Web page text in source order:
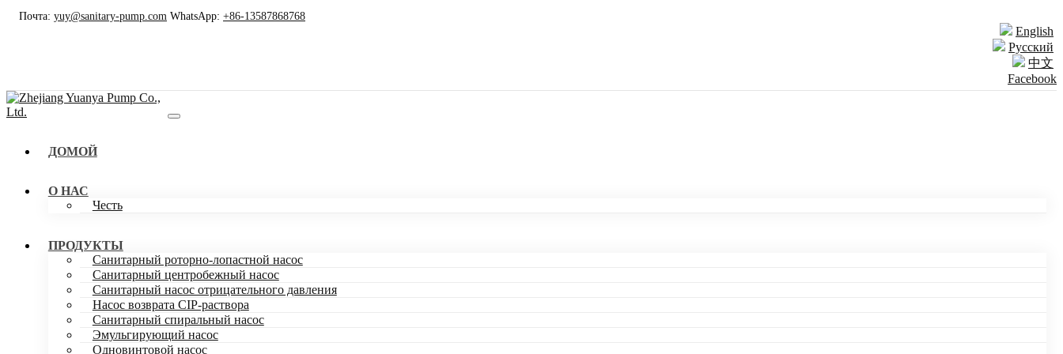
Почта: yuy@sanitary-pump.com WhatsApp: +86-13587868768
English
Русский
中文
Facebook
ДОМОЙ
О НАС
Честь
ПРОДУКТЫ
Санитарный роторно-лопастной насос
Санитарный центробежный насос
Санитарный насос отрицательного давления
Насос возврата CIP-раствора
Санитарный спиральный насос
Эмульгирующий насос
Одновинтовой насос